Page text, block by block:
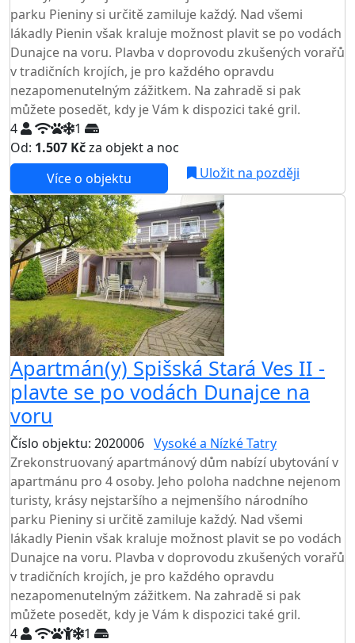
parku Pieniny si určitě zamiluje každý. Nad všemi
lákadly Pienin však kraluje možnost plavit se po vodách
Dunajce na voru. Plavba v doprovodu zkušených vorařů
v tradičních krojích, je pro každého opravdu
nezapomenutelným zážitkem. Na zahradě si pak
můžete posedět, kdy je Vám k dispozici také gril.
4
1
Od: 1.507 Kčza objekt a noc
Více o objektu
Uložit na později
Apartmán(y) Spišská Stará Ves II -
plavte se po vodách Dunajce na
voru
Číslo objektu: 2020006 Vysoké a Nízké Tatry
Zrekonstruovaný apartmánový dům nabízí ubytování v
apartmánu pro 4 osoby. Jeho poloha nadchne nejenom
turisty, krásy nejstaršího a nejmenšího národního
parku Pieniny si určitě zamiluje každý. Nad všemi
lákadly Pienin však kraluje možnost plavit se po vodách
Dunajce na voru. Plavba v doprovodu zkušených vorařů
v tradičních krojích, je pro každého opravdu
nezapomenutelným zážitkem. Na zahradě si pak
můžete posedět, kdy je Vám k dispozici také gril.
4
1